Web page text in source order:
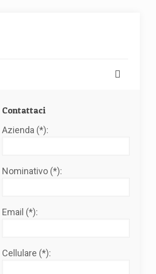
Contattaci
Azienda (*):
Nominativo (*):
Email (*):
Cellulare (*):